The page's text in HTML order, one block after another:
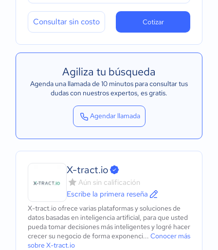
Consultar sin costo Cotizar
Agiliza tu búsqueda
Agenda una llamada de 10 minutos para consultar tus
dudas con nuestros expertos, es gratis.
Agendar llamada
X-tract.io
Aún sin calificación
Escribe la primera reseña
X-tract.io ofrece varias plataformas y soluciones de
datos basadas en inteligencia artificial, para que usted
pueda tomar decisiones más inteligentes y logré hacer
crecer su negocio de forma exponenci... Conocer más
sobre X-tract.io